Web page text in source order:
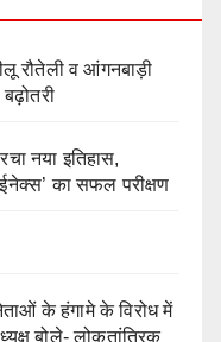
रौतेली व आंगनबाड़ी
बढ़ोतरी
नया इतिहास,
का सफल परीक्षण
के हंगामे के विरोध में
बोले- लोकतांत्रिक